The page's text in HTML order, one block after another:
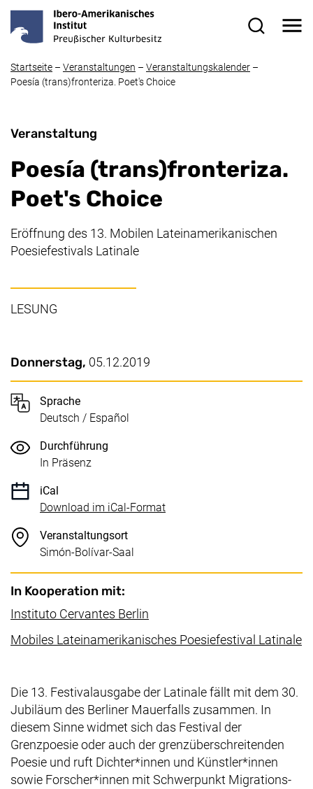
Startseite – Veranstaltungen – Veranstaltungskalender –
Poesía (trans)fronteriza. Poet's Choice
Veranstaltung
Poesía (trans)fronteriza.
Poet's Choice
Eröffnung des 13. Mobilen Lateinamerikanischen
Poesiefestivals Latinale
LESUNG
Wichtige Details
Datum / Dauer:
Donnerstag, 05.12.2019
Sprache
Deutsch / Español
Durchführung
In Präsenz
iCal
Download im iCal-Format, 1 KB (öffnet neues Fenster)
Veranstaltungsort
Simón-Bolívar-Saal
In Kooperation mit:
Instituto Cervantes Berlin
Mobiles Lateinamerikanisches Poesiefestival Latinale
Die 13. Festivalausgabe der Latinale fällt mit dem 30.
Jubiläum des Berliner Mauerfalls zusammen. In
diesem Sinne widmet sich das Festival der
Grenzpoesie oder auch der grenzüberschreitenden
Poesie und ruft Dichter*innen und Künstler*innen
sowie Forscher*innen mit Schwerpunkt Migrations-